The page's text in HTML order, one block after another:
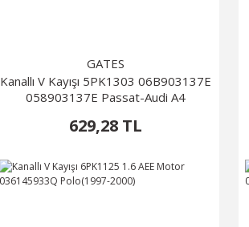
GATES
Kanallı V Kayışı 5PK1303 06B903137E
058903137E Passat-Audi A4
629,28 TL